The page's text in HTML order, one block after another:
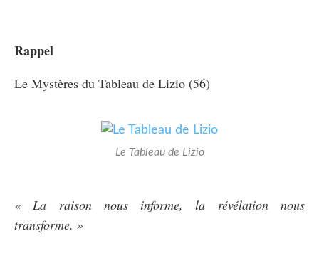
Rappel
Le Mystères du Tableau de Lizio (56)
Le Tableau de Lizio
« La raison nous informe, la révélation nous
transforme. »